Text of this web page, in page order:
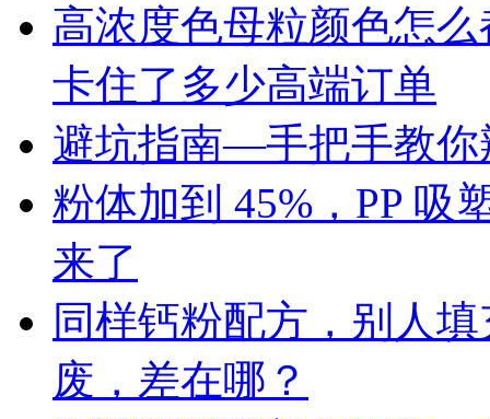
高浓度色母粒颜色怎
卡住了多少高端订单
避坑指南—手把手教你
粉体加到 45%，PP 吸
来了
同样钙粉配方，别人
废，差在哪？